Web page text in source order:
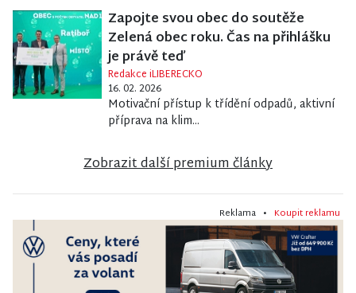
Zapojte svou obec do soutěže
Zelená obec roku. Čas na přihlášku
je právě teď
Redakce iLIBERECKO
16. 02. 2026
Motivační přístup k třídění odpadů, aktivní
příprava na klim...
Zobrazit další premium články
Reklama • Koupit reklamu